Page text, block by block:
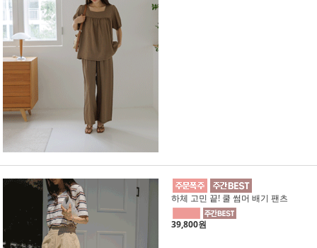
하체 고민 끝! 쿨 썸머 배기 팬츠
39,800원